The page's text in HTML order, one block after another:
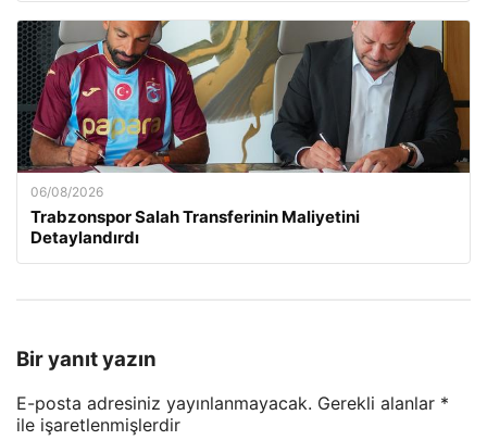
06/08/2026
Trabzonspor Salah Transferinin Maliyetini
Detaylandırdı
Bir yanıt yazın
E-posta adresiniz yayınlanmayacak. Gerekli alanlar *
ile işaretlenmişlerdir